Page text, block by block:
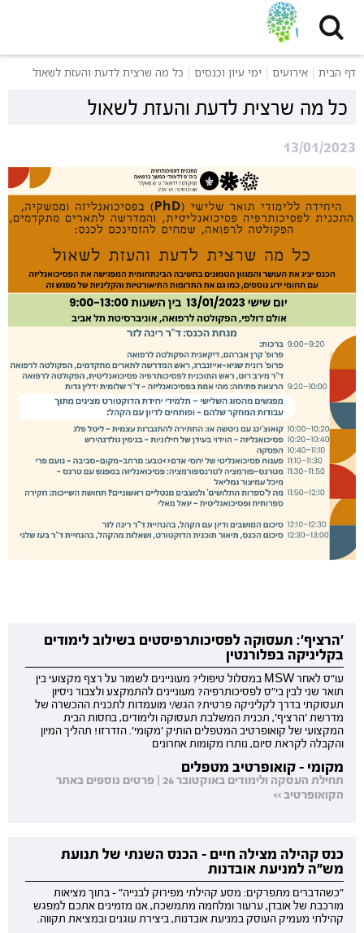
דף הבית אירועים ימי עיון וכנסים כל מה שרצית לדעת והעזת לשאול
כל מה שרצית לדעת והעזת לשאול
13/01/2023
'הרציף': תעסוקה לפסיכותרפיסטים בשילוב לימודים
בקליניקה בפלורנטין
עו"ס לאחר MSW במסלול טיפולי? מעוניינים לשמור על רצף מקצועי בין
תואר שני לבין בי"ס לפסיכותרפיה? מעוניינים להתמקצע ולצבור ניסיון
תעסוקתי בדרך לקליניקה פרטית? הגש/י מועמדות לתכנית ההכשרה של
מדרשת 'הרציף', תכנית המשלבת תעסוקה ולימודים, בחסות הבית
המקצועי של קואופרטיב המטפלים הותיק 'מקומי'. הזדרזו! תהליך המיון
והקבלה לקראת סיום, נותרו מקומות אחרונים
מקומי - קואופרטיב מטפלים
תחילת העסקה ולימודים באוקטובר 26 | פרטים נוספים באתר
הקואופרטיב >>
כנס קהילה מצילה חיים - הכנס השנתי של תנועת
מש"ה למניעת אובדנות
"כשהדברים מתפרקים: מסע קהילתי מפירוק לבנייה" - בתוך מציאות
מורכבת של אובדן, ערעור ומלחמה מתמשכת, אנו מזמינים אתכם למפגש
קהילתי מעמיק העוסק במניעת אובדנות, ביצירת עוגנים ובמציאת תקווה.